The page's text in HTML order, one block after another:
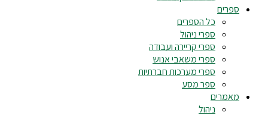
ספרים
כל הספרים
ספרי ניהול
ספרי קריירה ועבודה
ספרי משאבי אנוש
ספרי מערכות חברתיות
ספר מסע
מאמרים
ניהול